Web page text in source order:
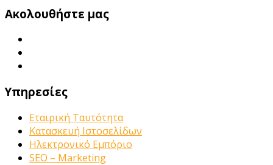
Ακολουθήστε μας
Υπηρεσίες
Εταιρική Ταυτότητα
Κατασκευή Ιστοσελίδων
Ηλεκτρονικό Εμπόριο
SEO – Marketing